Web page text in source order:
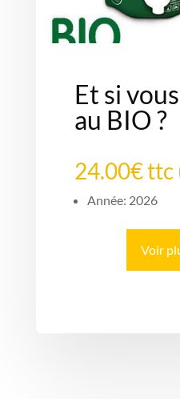
Et si
au BIO ?
24.00€ ttc
Année: 2026
Voir